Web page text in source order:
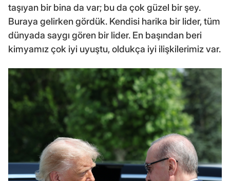
taşıyan bir bina da var; bu da çok güzel bir şey.
Buraya gelirken gördük. Kendisi harika bir lider, tüm
dünyada saygı gören bir lider. En başından beri
kimyamız çok iyi uyuştu, oldukça iyi ilişkilerimiz var.